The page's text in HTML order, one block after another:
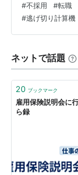
けた常用型派遣
ーん。沈んだ気
最初に雇用保険
り込まれるのか
は直近の給料1
#不採用 #転職
#逃げ切り計算機
ネットで話題
20 ブックマーク
雇用保険説明会に
ら録